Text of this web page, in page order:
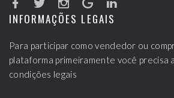
INFORMAÇÕES LEGAIS
Para participar como vendedor ou
plataforma primeiramente você precisa
condições legais